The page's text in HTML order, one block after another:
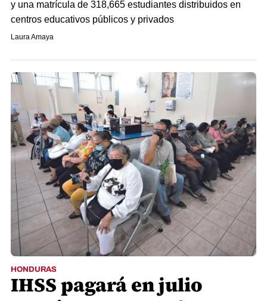
y una matrícula de 318,665 estudiantes distribuidos en
centros educativos públicos y privados
Laura Amaya
HONDURAS
IHSS pagará en julio